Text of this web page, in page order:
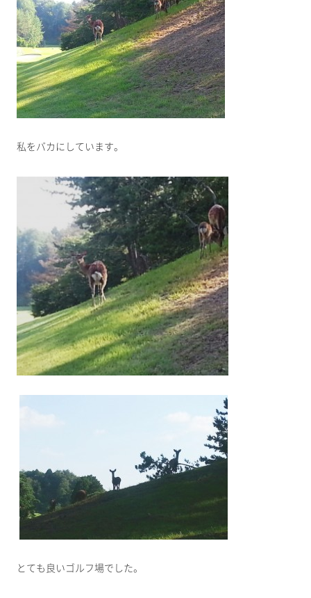
私をバカにしています。
とても良いゴルフ場でした。